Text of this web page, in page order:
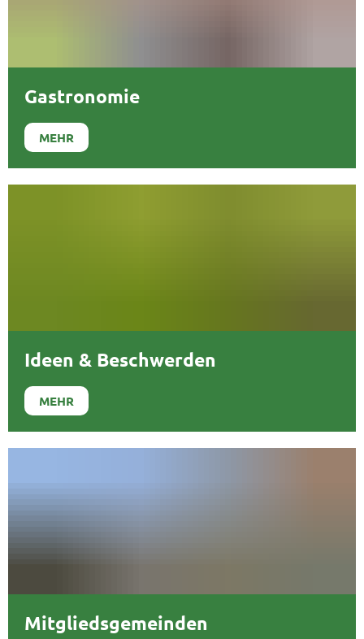
Gastronomie
MEHR
Ideen & Beschwerden
MEHR
Mitgliedsgemeinden